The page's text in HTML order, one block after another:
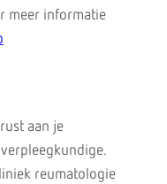
meer informatie
aan je
reumatologie